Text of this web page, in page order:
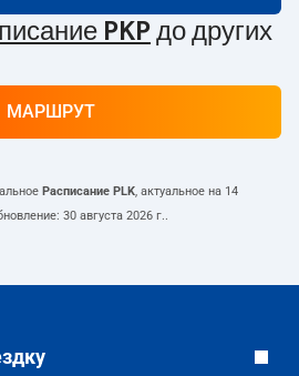
PKP до других
МАРШРУТ
Расписание PLK, актуальное на 14
30 августа 2026 г..